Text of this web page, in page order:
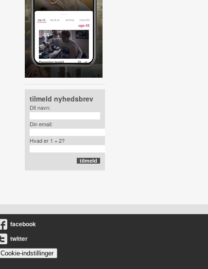
tilmeld nyhedsbrev
Dit navn:
Din email:
Hvad er 1 + 2?
facebook
twitter
Cookie-indstillinger